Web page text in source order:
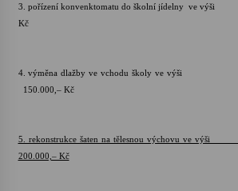
3. pořízení konvenktomatu do školní
Kč
4. výměna dlažby ve vchodu
150.000,– Kč
5. rekonstrukce šaten na tělesnou
200.000,– Kč